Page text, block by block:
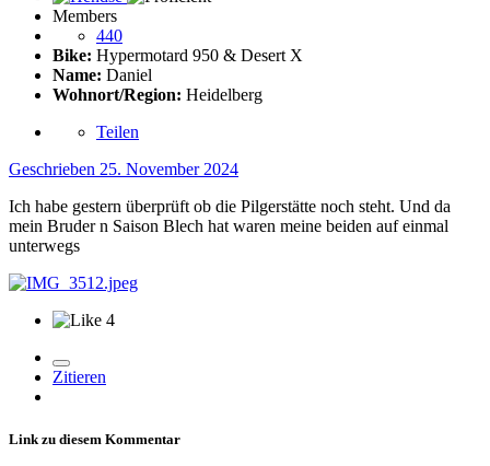
Members
440
Bike: Hypermotard 950 & Desert X
Name: Daniel
Wohnort/Region: Heidelberg
Teilen
Geschrieben 25. November 2024
Ich habe gestern überprüft ob die Pilgerstätte noch steht. Und da
mein Bruder n Saison Blech hat waren meine beiden auf einmal
unterwegs
4
Zitieren
Link zu diesem Kommentar